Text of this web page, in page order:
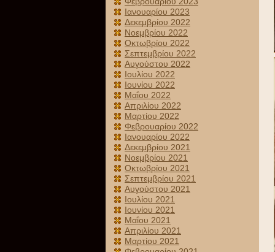
Ιανουαρίου 2023
Δεκεμβρίου 2022
Νοεμβρίου 2022
Οκτωβρίου 2022
Σεπτεμβρίου 2022
Αυγούστου 2022
Ιουλίου 2022
Ιουνίου 2022
Μαΐου 2022
Απριλίου 2022
Μαρτίου 2022
Φεβρουαρίου 2022
Ιανουαρίου 2022
Δεκεμβρίου 2021
Νοεμβρίου 2021
Οκτωβρίου 2021
Σεπτεμβρίου 2021
Αυγούστου 2021
Ιουλίου 2021
Ιουνίου 2021
Μαΐου 2021
Απριλίου 2021
Μαρτίου 2021